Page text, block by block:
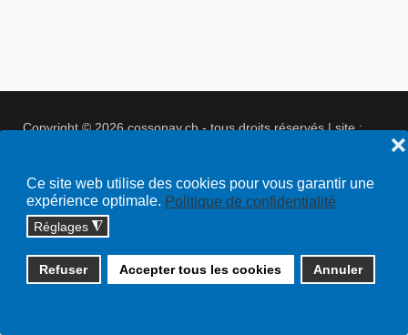
Ce site web utilise des cookies pour vous garantir une
expérience optimale. Politique de confidentialité
Réglages ◮
Refuser Accepter tous les cookies Annuler
❌
Copyright © 2026 cossonay.ch - tous droits réservés | site :
Plan du site